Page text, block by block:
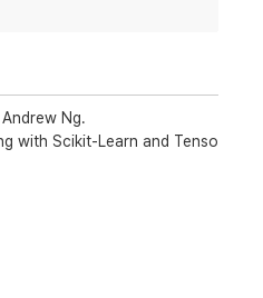
Ng.
with Scikit-Learn and Tenso